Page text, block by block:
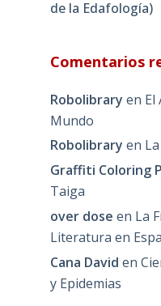
de la Edafología)
Comentarios
Robolibrary en El
Mundo
Robolibrary en
Graffiti Coloring
Taiga
over dose en La
Literatura en
Cana David en
y Epidemias